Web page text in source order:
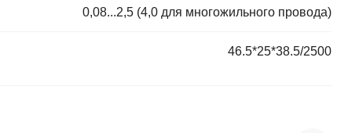
0,08...2,5 (4,0 для многожильного провода)
46.5*25*38.5/2500